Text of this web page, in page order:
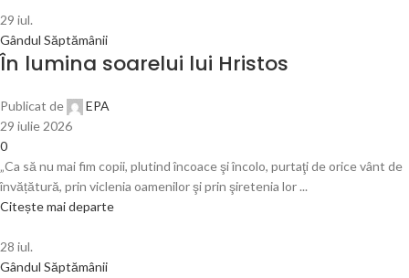
29 iul.
Gândul Săptămânii
În lumina soarelui lui Hristos
Publicat de
EPA
29 iulie 2026
0
„Ca să nu mai fim copii, plutind încoace şi încolo, purtaţi de orice vânt de
învățătură, prin viclenia oamenilor şi prin şiretenia lor ...
Citește mai departe
28 iul.
Gândul Săptămânii